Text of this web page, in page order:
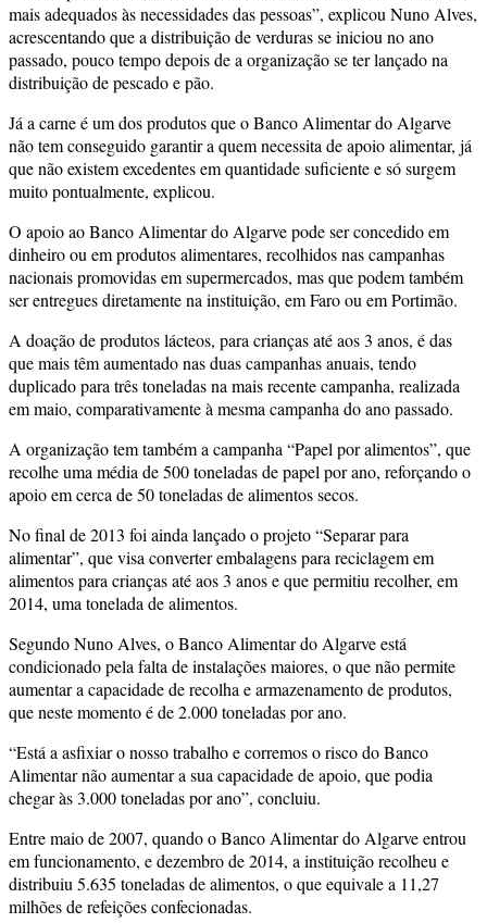
mais adequados às necessidades das pessoas”, explicou Nuno Alves,
acrescentando que a distribuição de verduras se iniciou no ano
passado, pouco tempo depois de a organização se ter lançado na
distribuição de pescado e pão.
Já a carne é um dos produtos que o Banco Alimentar do Algarve
não tem conseguido garantir a quem necessita de apoio alimentar, já
que não existem excedentes em quantidade suficiente e só surgem
muito pontualmente, explicou.
O apoio ao Banco Alimentar do Algarve pode ser concedido em
dinheiro ou em produtos alimentares, recolhidos nas campanhas
nacionais promovidas em supermercados, mas que podem também
ser entregues diretamente na instituição, em Faro ou em Portimão.
A doação de produtos lácteos, para crianças até aos 3 anos, é das
que mais têm aumentado nas duas campanhas anuais, tendo
duplicado para três toneladas na mais recente campanha, realizada
em maio, comparativamente à mesma campanha do ano passado.
A organização tem também a campanha “Papel por alimentos”, que
recolhe uma média de 500 toneladas de papel por ano, reforçando o
apoio em cerca de 50 toneladas de alimentos secos.
No final de 2013 foi ainda lançado o projeto “Separar para
alimentar”, que visa converter embalagens para reciclagem em
alimentos para crianças até aos 3 anos e que permitiu recolher, em
2014, uma tonelada de alimentos.
Segundo Nuno Alves, o Banco Alimentar do Algarve está
condicionado pela falta de instalações maiores, o que não permite
aumentar a capacidade de recolha e armazenamento de produtos,
que neste momento é de 2.000 toneladas por ano.
“Está a asfixiar o nosso trabalho e corremos o risco do Banco
Alimentar não aumentar a sua capacidade de apoio, que podia
chegar às 3.000 toneladas por ano”, concluiu.
Entre maio de 2007, quando o Banco Alimentar do Algarve entrou
em funcionamento, e dezembro de 2014, a instituição recolheu e
distribuiu 5.635 toneladas de alimentos, o que equivale a 11,27
milhões de refeições confecionadas.